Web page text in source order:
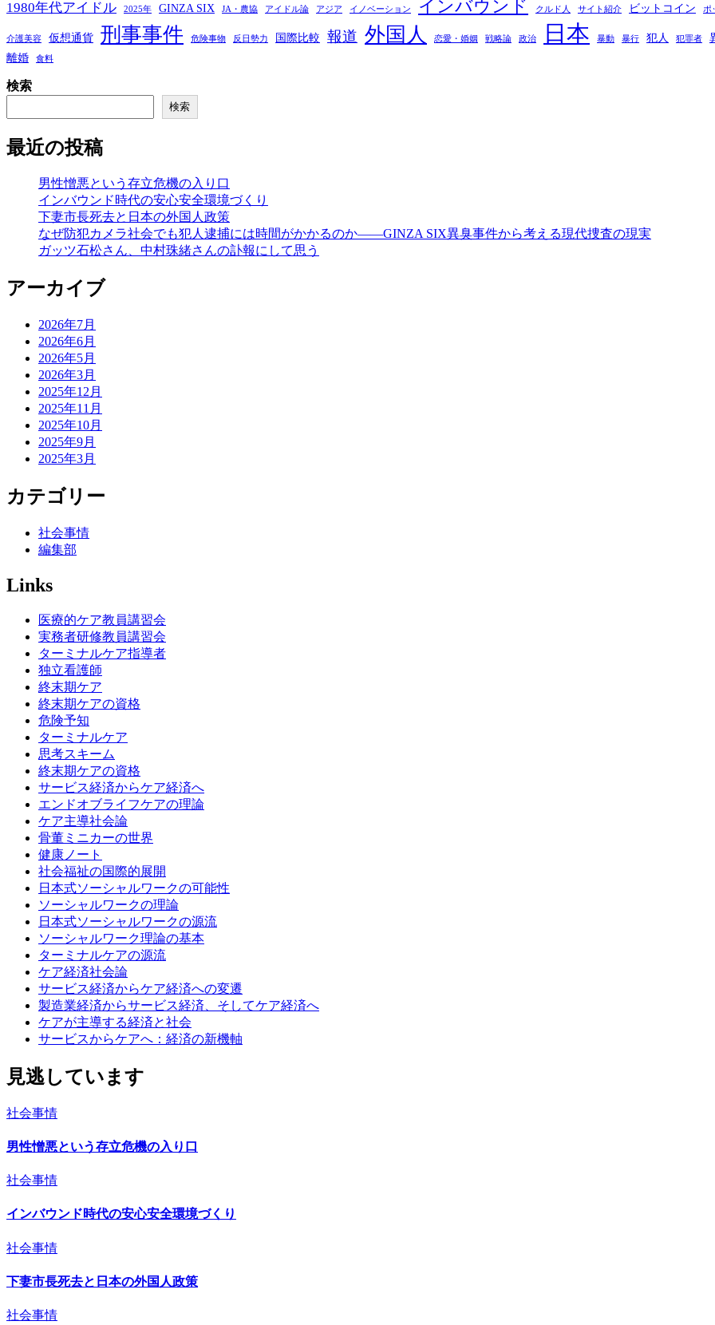
1980年代アイドル 2025年 GINZA SIX JA・農協 アイドル論 アジア イノベーション インバウンド クルド人 サイト紹介 ビットコイン ポ
介護美容 仮想通貨 刑事事件 危険事物 反日勢力 国際比較 報道 外国人 恋愛・婚姻 戦略論 政治 日本 暴動 暴行 犯人 犯罪者
離婚
食料
検索
検索
最近の投稿
男性憎悪という存立危機の入り口
インバウンド時代の安心安全環境づくり
下妻市長死去と日本の外国人政策
なぜ防犯カメラ社会でも犯人逮捕には時間がかかるのか――GINZA SIX異臭事件から考える現代捜査の現実
ガッツ石松さん、中村珠緒さんの訃報にして思う
アーカイブ
2026年7月
2026年6月
2026年5月
2026年3月
2025年12月
2025年11月
2025年10月
2025年9月
2025年3月
カテゴリー
社会事情
編集部
Links
医療的ケア教員講習会
実務者研修教員講習会
ターミナルケア指導者
独立看護師
終末期ケア
終末期ケアの資格
危険予知
ターミナルケア
思考スキーム
終末期ケアの資格
サービス経済からケア経済へ
エンドオブライフケアの理論
ケア主導社会論
骨董ミニカーの世界
健康ノート
社会福祉の国際的展開
日本式ソーシャルワークの可能性
ソーシャルワークの理論
日本式ソーシャルワークの源流
ソーシャルワーク理論の基本
ターミナルケアの源流
ケア経済社会論
サービス経済からケア経済への変遷
製造業経済からサービス経済、そしてケア経済へ
ケアが主導する経済と社会
サービスからケアへ：経済の新機軸
見逃しています
社会事情
男性憎悪という存立危機の入り口
社会事情
インバウンド時代の安心安全環境づくり
社会事情
下妻市長死去と日本の外国人政策
社会事情